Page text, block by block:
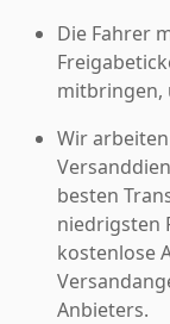
Die Fahrer
mitbringen,
Wir
besten
niedrigsten
kostenlose
Anbieters.